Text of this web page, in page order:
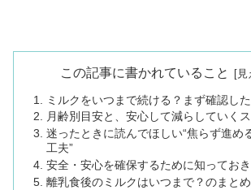
この記事に書かれていること
ミルクをいつまで続ける？まず確認し
月齢別目安と、安心して減らしていく
迷ったときに読んでほしい“焦らず進め
工夫”
安全・安心を確保するために知ってお
離乳食後のミルクはいつまで？のまとめ